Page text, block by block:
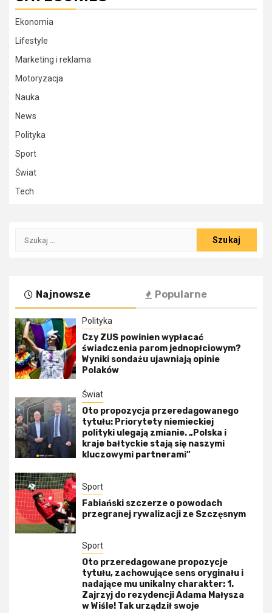
Ekonomia
Lifestyle
Marketing i reklama
Motoryzacja
Nauka
News
Polityka
Sport
Świat
Tech
Szukaj:
Najnowsze Popularne
Polityka
Czy ZUS powinien wypłacać
świadczenia parom jednopłciowym?
Wyniki sondażu ujawniają opinie
Polaków
Świat
Oto propozycja przeredagowanego
tytułu: Priorytety niemieckiej
polityki ulegają zmianie. „Polska i
kraje bałtyckie stają się naszymi
kluczowymi partnerami”
Sport
Fabiański szczerze o powodach
przegranej rywalizacji ze Szczęsnym
Sport
Oto przeredagowane propozycje
tytułu, zachowujące sens oryginału i
nadające mu unikalny charakter: 1.
Zajrzyj do rezydencji Adama Małysza
w Wiśle! Tak urządził swoje